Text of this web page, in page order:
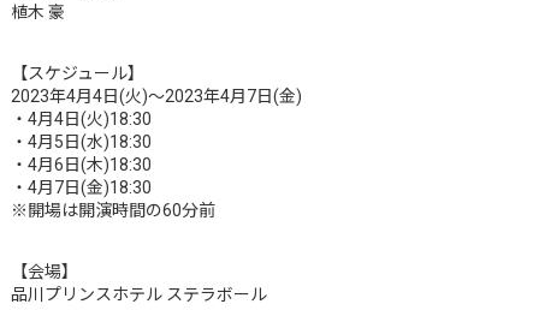
植木 豪
【スケジュール】
2023年4月4日(火)〜2023年4月7日(金)
・4月4日(火)18:30
・4月5日(水)18:30
・4月6日(木)18:30
・4月7日(金)18:30
※開場は開演時間の60分前
【会場】
品川プリンスホテル ステラボール